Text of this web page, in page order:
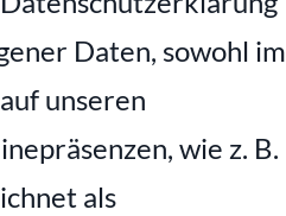
Daten, sowohl im
unseren
wie z. B.
als